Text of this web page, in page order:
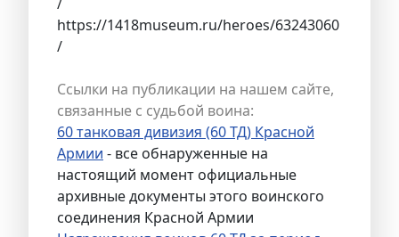
https://1418museum.ru/heroes/63243060
/
Ссылки на публикации на нашем сайте,
связанные с судьбой воина:
60 танковая дивизия (60 ТД) Красной
Армии - все обнаруженные на
настоящий момент официальные
архивные документы этого воинского
соединения Красной Армии